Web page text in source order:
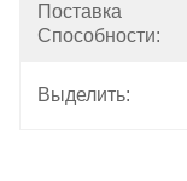
Поставка
Способности:
Выделить: